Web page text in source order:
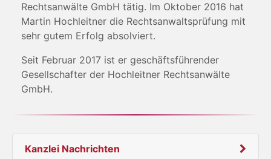
Rechtsanwälte GmbH tätig. Im Oktober 2016 hat
Martin Hochleitner die Rechtsanwaltsprüfung mit
sehr gutem Erfolg absolviert.
Seit Februar 2017 ist er geschäftsführender
Gesellschafter der Hochleitner Rechtsanwälte
GmbH.
Kanzlei Nachrichten